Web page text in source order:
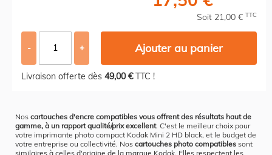
Soit 21,00 € TTC
- + Ajouter au panier
Livraison offerte dès 49,00 €TTC !
Nos cartouches d'encre compatibles vous offrent des résultats haut de
gamme, à un rapport qualité/prix excellent. C'est le meilleur choix pour
votre imprimante photo compact Kodak Mini 2 HD black, et le budget de
votre entreprise ou collectivité. Nos cartouches photo compatibles sont
similaires à celles d'origine de la marque Kodak. Elles respectent les